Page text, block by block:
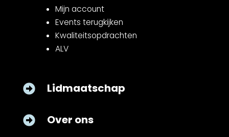
Mijn account
Events terugkijken
Kwaliteitsopdrachten
ALV
 Lidmaatschap
 Over ons